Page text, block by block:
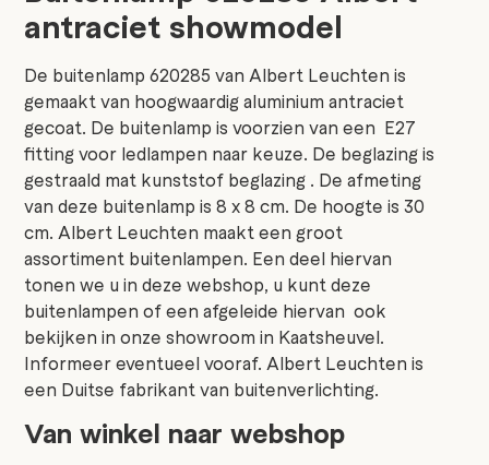
antraciet showmodel
De buitenlamp 620285 van Albert Leuchten is
gemaakt van hoogwaardig aluminium antraciet
gecoat. De buitenlamp is voorzien van een E27
fitting voor ledlampen naar keuze. De beglazing is
gestraald mat kunststof beglazing . De afmeting
van deze buitenlamp is 8 x 8 cm. De hoogte is 30
cm. Albert Leuchten maakt een groot
assortiment buitenlampen. Een deel hiervan
tonen we u in deze webshop, u kunt deze
buitenlampen of een afgeleide hiervan ook
bekijken in onze showroom in Kaatsheuvel.
Informeer eventueel vooraf. Albert Leuchten is
een Duitse fabrikant van buitenverlichting.
Van winkel naar webshop